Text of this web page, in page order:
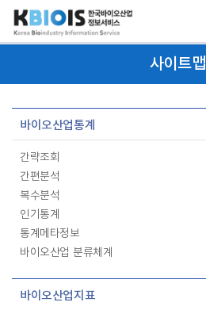
사이트맵
바이오산업통계
간략조회
간편분석
복수분석
인기통계
통계메타정보
바이오산업 분류체계
바이오산업지표